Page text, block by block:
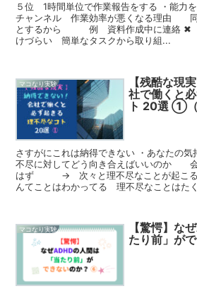
５位 1時間単位で作業報告をする ・能力
チャンネル 作業効率が悪くなる理由 同
とするから 例 資料作成中に連絡 ✖ ・
けづらい 簡単なタスクから取り組...
マコなり実験
【残酷な現
社で働くと
ト 20選 ①（
さすがにこれは納得できない ・あなたの
不尽に対してどう向き合えばいいのか
はず → 次々と理不尽なことが起こる
んてことはわかってる 理不尽なことはた
マコなり実験
【驚愕】な
たり前」が